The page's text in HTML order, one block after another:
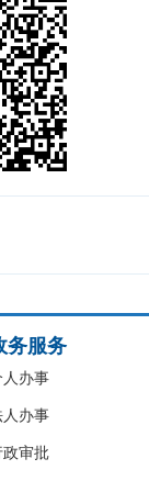
务服务
人办事
人办事
政审批